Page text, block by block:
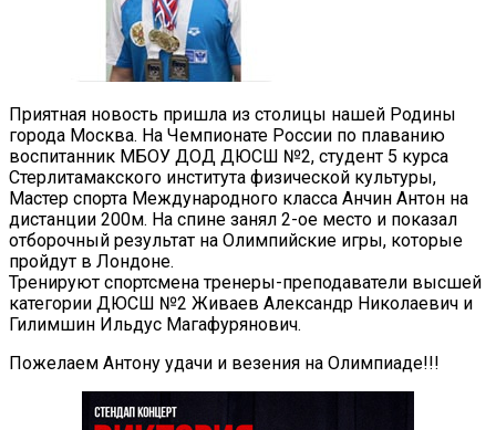
Приятная новость пришла из столицы нашей Родины
города Москва. На Чемпионате России по плаванию
воспитанник МБОУ ДОД ДЮСШ №2, студент 5 курса
Стерлитамакского института физической культуры,
Мастер спорта Международного класса Анчин Антон на
дистанции 200м. На спине занял 2-ое место и показал
отборочный результат на Олимпийские игры, которые
пройдут в Лондоне.
Тренируют спортсмена тренеры-преподаватели высшей
категории ДЮСШ №2 Живаев Александр Николаевич и
Гилимшин Ильдус Магафурянович.
Пожелаем Антону удачи и везения на Олимпиаде!!!